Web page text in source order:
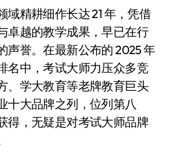
域精耕细作长达 21 年，凭借
卓越的教学成果，早已在行
声誉。在最新公布的 2025 年
名中，考试大师力压众多竞
、学大教育等老牌教育巨头
十大品牌之列，位列第八
得，无疑是对考试大师品牌